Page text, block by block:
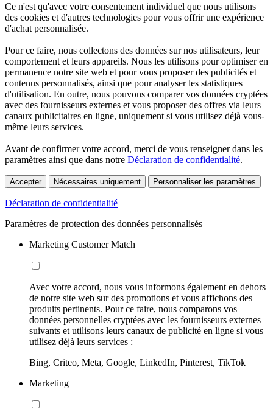
Ce n'est qu'avec votre consentement individuel que nous utilisons
des cookies et d'autres technologies pour vous offrir une expérience
d'achat personnalisée.
Pour ce faire, nous collectons des données sur nos utilisateurs, leur
comportement et leurs appareils. Nous les utilisons pour optimiser en
permanence notre site web et pour vous proposer des publicités et
contenus personnalisés, ainsi que pour analyser les statistiques
d'utilisation. En outre, nous pouvons comparer vos données cryptées
avec des fournisseurs externes et vous proposer des offres via leurs
canaux publicitaires en ligne, uniquement si vous utilisez déjà vous-
même leurs services.
Avant de confirmer votre accord, merci de vous renseigner dans les
paramètres ainsi que dans notre Déclaration de confidentialité.
Accepter Nécessaires uniquement Personnaliser les paramètres
Déclaration de confidentialité
Paramètres de protection des données personnalisés
Marketing Customer Match
Avec votre accord, nous vous informons également en dehors
de notre site web sur des promotions et vous affichons des
produits pertinents. Pour ce faire, nous comparons vos
données personnelles cryptées avec les fournisseurs externes
suivants et utilisons leurs canaux de publicité en ligne si vous
utilisez déjà leurs services :
Bing, Criteo, Meta, Google, LinkedIn, Pinterest, TikTok
Marketing